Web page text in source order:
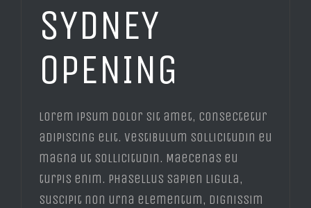
SYDNEY
OPENING
Lorem ipsum dolor sit amet, consectetur
adipiscing elit. Vestibulum sollicitudin eu
magna ut sollicitudin. Maecenas eu
turpis enim. Phasellus sapien ligula,
suscipit non urna elementum, dignissim